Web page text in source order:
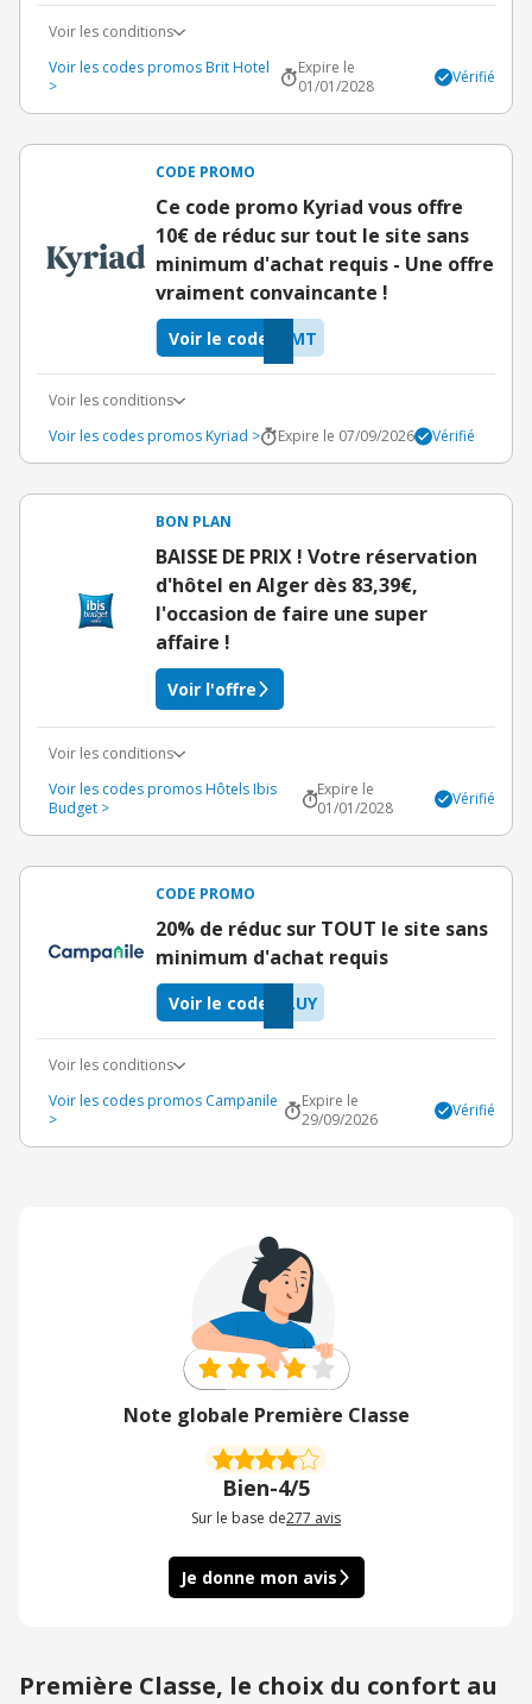
Voir les conditions
Voir les codes promos Brit Hotel
>
Expire le
01/01/2028
Vérifié
CODE PROMO
Ce code promo Kyriad vous offre
10€ de réduc sur tout le site sans
minimum d'achat requis - Une offre
vraiment convaincante !
EMT
Voir le code
Voir les conditions
Voir les codes promos Kyriad >
Expire le 07/09/2026 Vérifié
BON PLAN
BAISSE DE PRIX ! Votre réservation
d'hôtel en Alger dès 83,39€,
l'occasion de faire une super
affaire !
Voir l'offre
Voir les conditions
Voir les codes promos Hôtels Ibis
Budget >
Expire le
01/01/2028
Vérifié
CODE PROMO
20% de réduc sur TOUT le site sans
minimum d'achat requis
LUY
Voir le code
Voir les conditions
Voir les codes promos Campanile
>
Expire le
29/09/2026
Vérifié
Note globale Première Classe
Bien-4/5
Sur le base de277 avis
Je donne mon avis
Première Classe, le choix du confort au